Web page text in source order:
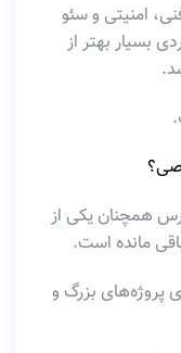
امنیتی و سئو
بسیار بهتر از
همچنان یکی از
مانده است.
پروژه‌های بزرگ و